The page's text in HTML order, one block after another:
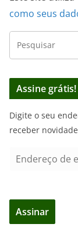
como seus
Assine grátis!
Digite o seu
receber
e
e
Assinar